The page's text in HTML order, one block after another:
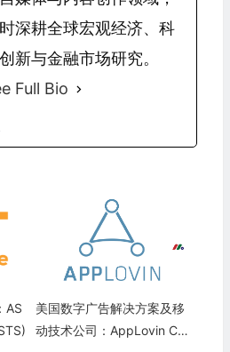
深耕全球宏观经济、科
新与金融市场研究。
Full Bio
AS
美国数字广告解决方案及移
动技术公司：AppLovin Cor